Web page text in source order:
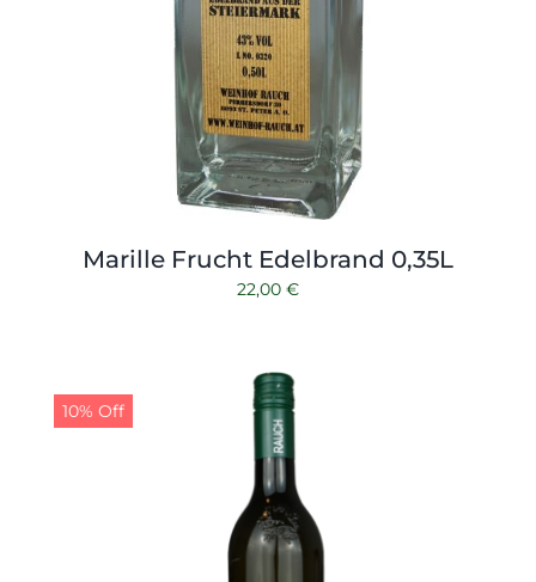
Marille Frucht Edelbrand 0,35L
22,00 €
10% Off